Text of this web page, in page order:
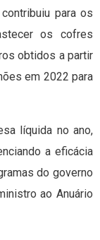
para os
os cofres
obtidos a partir
em 2022 para
líquida no ano,
a eficácia
do governo
ao Anuário